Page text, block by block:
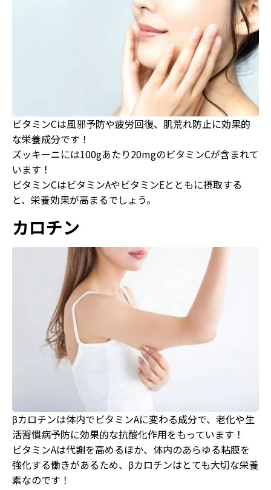
ビタミンCは風邪予防や疲労回復、肌荒れ防止に効果的
な栄養成分です！
ズッキーニには100gあたり20mgのビタミンCが含まれて
います！
ビタミンCはビタミンAやビタミンEとともに摂取する
と、栄養効果が高まるでしょう。
カロチン
βカロチンは体内でビタミンAに変わる成分で、老化や生
活習慣病予防に効果的な抗酸化作用をもっています！
ビタミンAは代謝を高めるほか、体内のあらゆる粘膜を
強化する働きがあるため、βカロチンはとても大切な栄養
素なのです！